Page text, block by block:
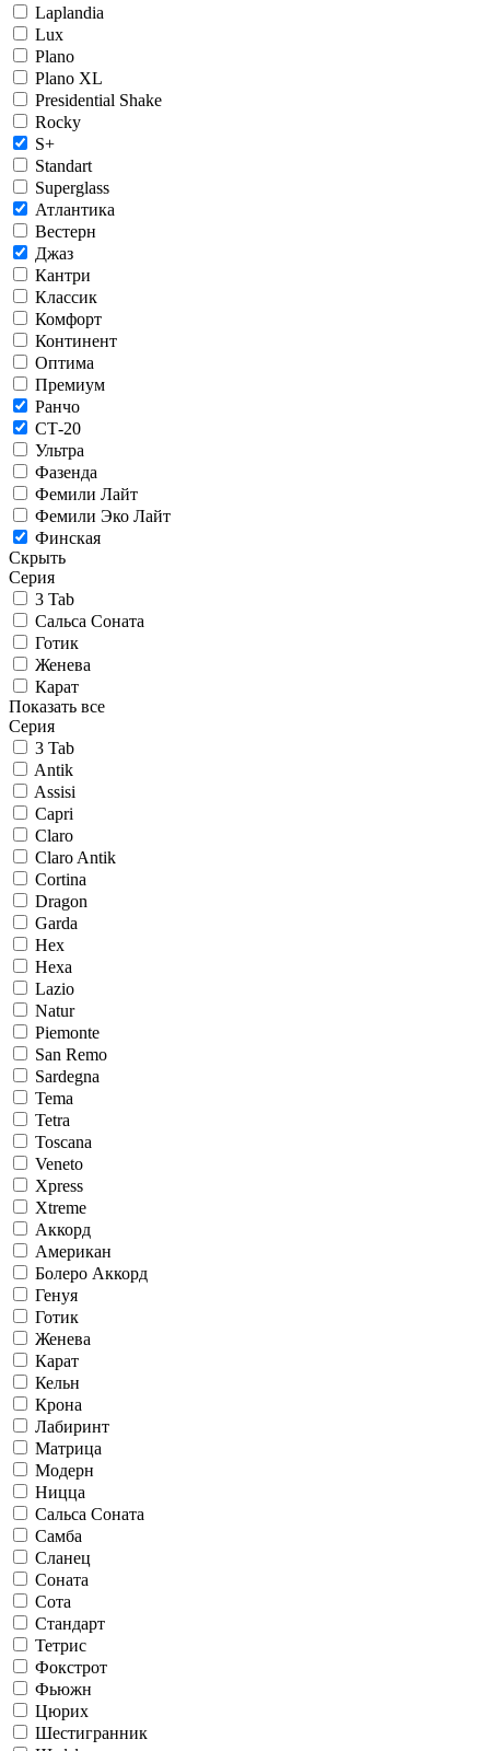
Laplandia
Lux
Plano
Plano XL
Presidential Shake
Rocky
S+
Standart
Superglass
Атлантика
Вестерн
Джаз
Кантри
Классик
Комфорт
Континент
Оптима
Премиум
Ранчо
СТ-20
Ультра
Фазенда
Фемили Лайт
Фемили Эко Лайт
Финская
Скрыть
Серия
3 Tab
Сальса Соната
Готик
Женева
Карат
Показать все
Серия
3 Tab
Antik
Assisi
Capri
Claro
Claro Antik
Cortina
Dragon
Garda
Hex
Hexa
Lazio
Natur
Piemonte
San Remo
Sardegna
Tema
Tetra
Toscana
Veneto
Xpress
Xtreme
Аккорд
Американ
Болеро Аккорд
Генуя
Готик
Женева
Карат
Кельн
Крона
Лабиринт
Матрица
Модерн
Ницца
Сальса Соната
Самба
Сланец
Соната
Сота
Стандарт
Тетрис
Фокстрот
Фьюжн
Цюрих
Шестигранник